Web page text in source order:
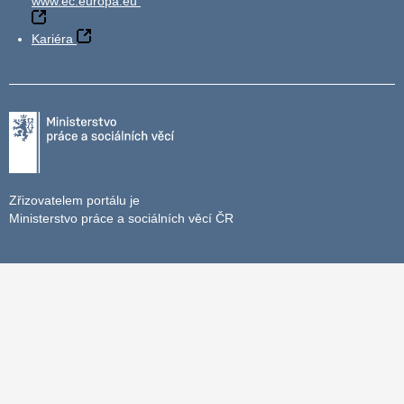
Kariéra
Zřizovatelem portálu je
Ministerstvo práce a sociálních věcí ČR